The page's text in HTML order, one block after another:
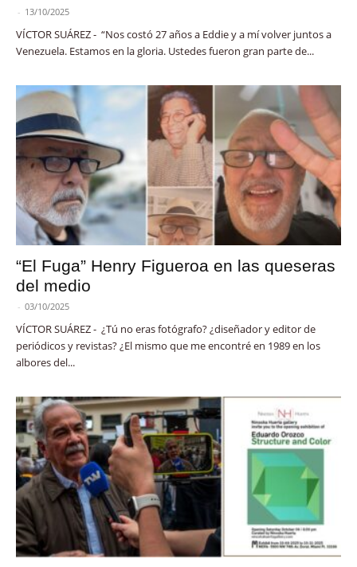
- 13/10/2025
VÍCTOR SUÁREZ - “Nos costó 27 años a Eddie y a mí volver juntos a
Venezuela. Estamos en la gloria. Ustedes fueron gran parte de...
“El Fuga” Henry Figueroa en las queseras
del medio
- 03/10/2025
VÍCTOR SUÁREZ - ¿Tú no eras fotógrafo? ¿diseñador y editor de
periódicos y revistas? ¿El mismo que me encontré en 1989 en los
albores del...